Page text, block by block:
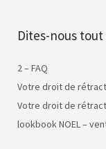
Dites-nous tout
2 – FAQ
Votre droit de
Votre droit de
lookbook NOEL –